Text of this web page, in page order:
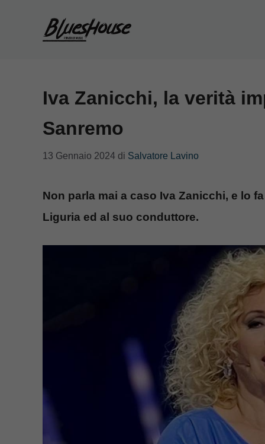
Iva Zanicchi, la verità
Sanremo
13 Gennaio 2024 di Salvatore Lavino
Non parla mai a caso Iva Zanicchi, e lo
Liguria ed al suo conduttore.